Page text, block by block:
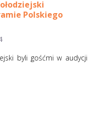
Polskiego
byli gośćmi w audycji